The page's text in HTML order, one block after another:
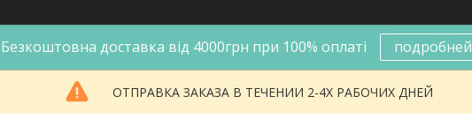
Безкоштовна доставка від 4000грн при 100% оплаті подробней
ОТПРАВКА ЗАКАЗА В ТЕЧЕНИИ 2-4Х РАБОЧИХ ДНЕЙ